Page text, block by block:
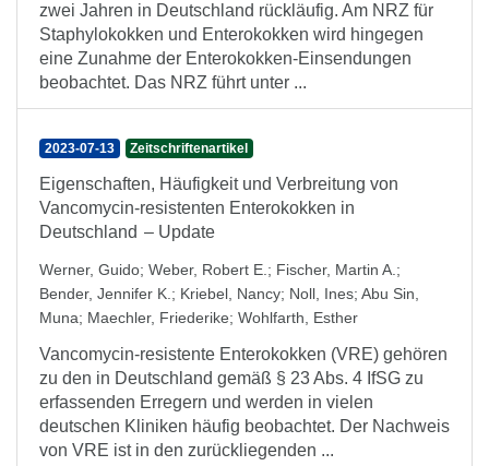
zwei Jahren in Deutschland rückläufig. Am NRZ für
Staphylokokken und Enterokokken wird hingegen
eine Zunahme der Enterokokken-Einsendungen
beobachtet. Das NRZ führt unter ...
2023-07-13 Zeitschriftenartikel
Eigenschaften, Häufigkeit und Verbreitung von
Vancomycin-resistenten Enterokokken in
Deutschland – Update
Werner, Guido; Weber, Robert E. ; Fischer, Martin A. ;
Bender, Jennifer K. ; Kriebel, Nancy; Noll, Ines; Abu Sin,
Muna; Maechler, Friederike; Wohlfarth, Esther
Vancomycin-resistente Enterokokken (VRE) gehören
zu den in Deutschland gemäß § 23 Abs. 4 IfSG zu
erfassenden Erregern und werden in vielen
deutschen Kliniken häufig beobachtet. Der Nachweis
von VRE ist in den zurückliegenden ...